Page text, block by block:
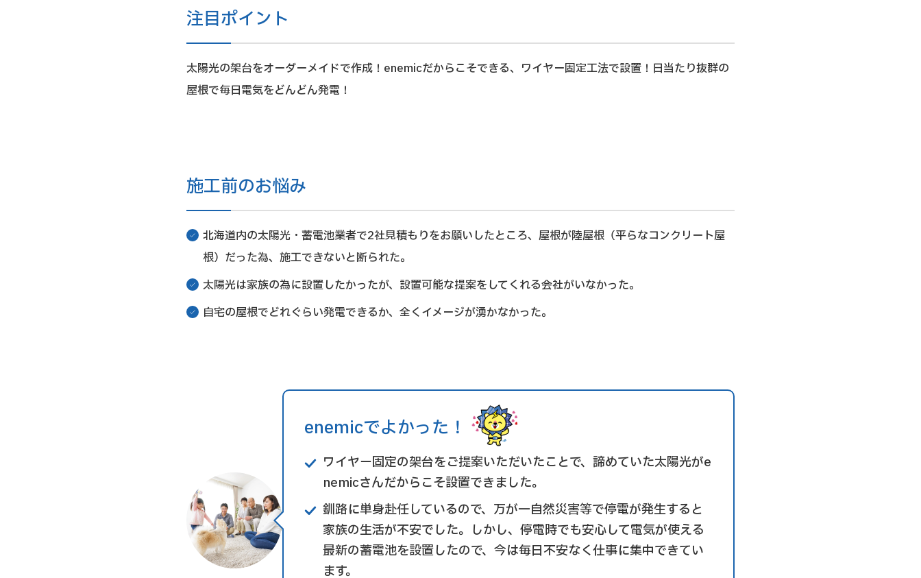
注目ポイント
太陽光の架台をオーダーメイドで作成！enemicだからこそできる、ワイヤー固定工法で設置！日当たり抜群の
屋根で毎日電気をどんどん発電！
施工前のお悩み
北海道内の太陽光・蓄電池業者で2社見積もりをお願いしたところ、屋根が陸屋根（平らなコンクリート屋
根）だった為、施工できないと断られた。
太陽光は家族の為に設置したかったが、設置可能な提案をしてくれる会社がいなかった。
自宅の屋根でどれぐらい発電できるか、全くイメージが湧かなかった。
enemicでよかった！
ワイヤー固定の架台をご提案いただいたことで、諦めていた太陽光がe
nemicさんだからこそ設置できました。
釧路に単身赴任しているので、万が一自然災害等で停電が発生すると
家族の生活が不安でした。しかし、停電時でも安心して電気が使える
最新の蓄電池を設置したので、今は毎日不安なく仕事に集中できてい
ます。